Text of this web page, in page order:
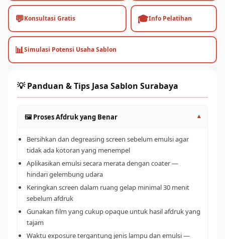
💬Konsultasi Gratis 🎓Info Pelatihan
📊Simulasi Potensi Usaha Sablon
💡 Panduan & Tips Jasa Sablon Surabaya
🖼️ Proses Afdruk yang Benar ▾
Bersihkan dan degreasing screen sebelum emulsi agar
tidak ada kotoran yang menempel
Aplikasikan emulsi secara merata dengan coater —
hindari gelembung udara
Keringkan screen dalam ruang gelap minimal 30 menit
sebelum afdruk
Gunakan film yang cukup opaque untuk hasil afdruk yang
tajam
Waktu exposure tergantung jenis lampu dan emulsi —